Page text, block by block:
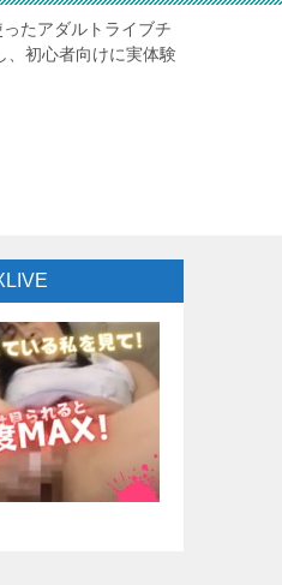
たアダルトライブチ
、初心者向けに実体験